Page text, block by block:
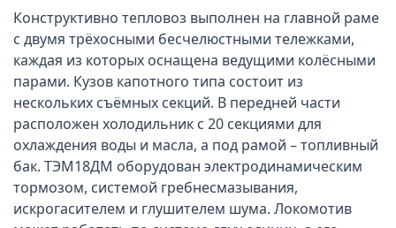
Конструктивно тепловоз выполнен на главной раме
с двумя трёхосными бесчелюстными тележками,
каждая из которых оснащена ведущими колёсными
парами. Кузов капотного типа состоит из
нескольких съёмных секций. В передней части
расположен холодильник с 20 секциями для
охлаждения воды и масла, а под рамой – топливный
бак. ТЭМ18ДМ оборудован электродинамическим
тормозом, системой гребнесмазывания,
искрогасителем и глушителем шума. Локомотив